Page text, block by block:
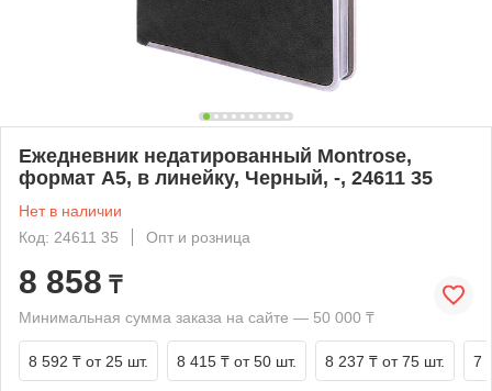
Ежедневник недатированный Montrose,
формат А5, в линейку, Черный, -, 24611 35
Нет в наличии
Код: 24611 35
Опт и розница
8 858 ₸
Минимальная сумма заказа на сайте — 50 000 ₸
8 592 ₸ от 25 шт. 8 415 ₸ от 50 шт. 8 237 ₸ от 75 шт. 7